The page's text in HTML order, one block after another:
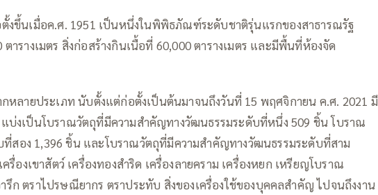
นเมื่อค.ศ. 1951 เป็นหนึ่งในพิพิธภัณฑ์ระดับชาติรุ่นแรกของสาธารณรัฐ
รางเมตร สิ่งก่อสร้างกินเนื้อที่ 60,000 ตารางเมตร และมีพื้นที่ห้องจัด
ลายประเภท นับตั้งแต่ก่อตั้งเป็นต้นมาจนถึงวันที่ 15 พฤศจิกายน ค.ศ. 2021 มี
บ่งเป็นโบราณวัตถุที่มีความสำคัญทางวัฒนธรรมระดับที่หนึ่ง 509 ชิ้น โบราณ
สอง 1,396 ชิ้น และโบราณวัตถุที่มีความสำคัญทางวัฒนธรรมระดับที่สาม
องเขาสัตว์ เครื่องทองสำริด เครื่องลายคราม เครื่องหยก เหรียญโบราณ
ก ตราไปรษณียากร ตราประทับ สิ่งของเครื่องใช้ของบุคคลสำคัญ ไปจนถึงงาน